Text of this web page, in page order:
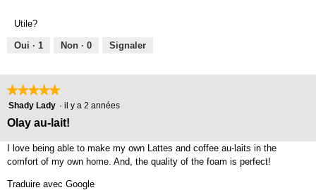
5
5
5
Utile?
Oui · 1 Non · 0 Signaler
★★★★★
★★★★★
5
5.
Shady Lady · il y a 2 années
Olay au-lait!
I love being able to make my own Lattes and coffee au-laits in the
comfort of my own home. And, the quality of the foam is perfect!
Traduire avec Google